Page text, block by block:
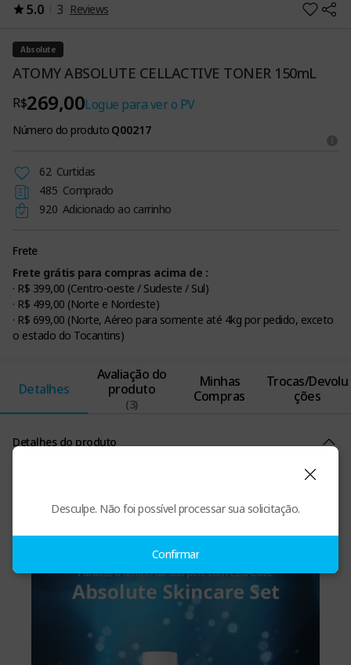
5.0 3 Reviews
Absolute
ATOMY ABSOLUTE CELLACTIVE TONER 150mL
R$269,00Logue para ver o PV
Número do produto Q00217
62 Curtidas
485 Comprado
920 Adicionado ao carrinho
Frete
Frete grátis para compras acima de :
· R$ 399,00 (Centro-oeste / Sudeste / Sul)
· R$ 499,00 (Norte e Nordeste)
· R$ 699,00 (Norte, Aéreo para somente até 4kg por pedido, exceto
o estado do Tocantins)
Detalhes
Avaliação do
produto
(3)
Minhas
Compras
Trocas/Devolu
ções
Detalhes do produto
Desculpe. Não foi possível processar sua solicitação.
Confirmar